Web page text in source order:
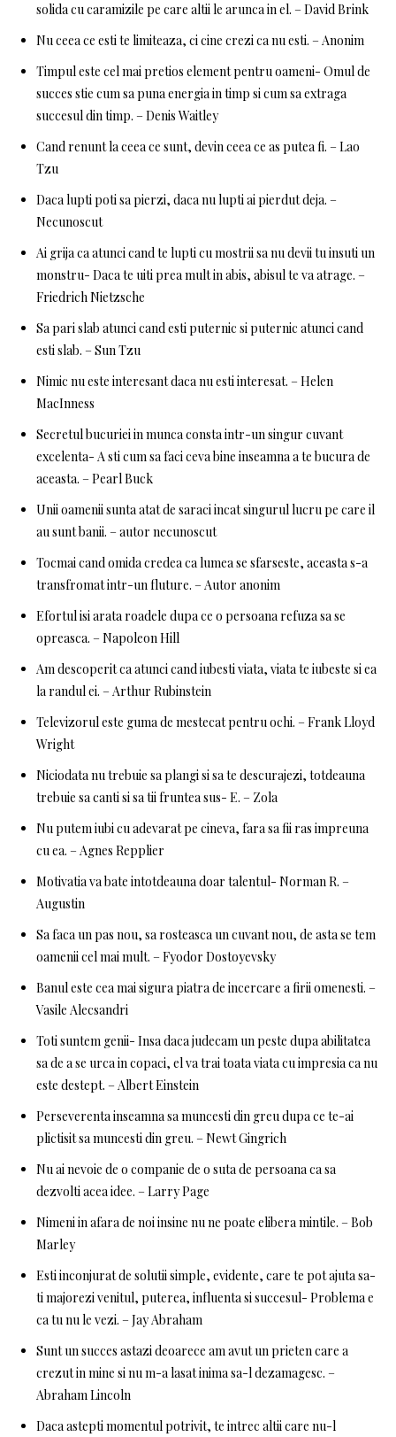
solida cu caramizile pe care altii le arunca in el. – David Brink
Nu ceea ce esti te limiteaza, ci cine crezi ca nu esti. – Anonim
Timpul este cel mai pretios element pentru oameni- Omul de
succes stie cum sa puna energia in timp si cum sa extraga
succesul din timp. – Denis Waitley
Cand renunt la ceea ce sunt, devin ceea ce as putea fi. – Lao
Tzu
Daca lupti poti sa pierzi, daca nu lupti ai pierdut deja. –
Necunoscut
Ai grija ca atunci cand te lupti cu mostrii sa nu devii tu insuti un
monstru- Daca te uiti prea mult in abis, abisul te va atrage. –
Friedrich Nietzsche
Sa pari slab atunci cand esti puternic si puternic atunci cand
esti slab. – Sun Tzu
Nimic nu este interesant daca nu esti interesat. – Helen
MacInness
Secretul bucuriei in munca consta intr-un singur cuvant
excelenta- A sti cum sa faci ceva bine inseamna a te bucura de
aceasta. – Pearl Buck
Unii oamenii sunta atat de saraci incat singurul lucru pe care il
au sunt banii. – autor necunoscut
Tocmai cand omida credea ca lumea se sfarseste, aceasta s-a
transfromat intr-un fluture. – Autor anonim
Efortul isi arata roadele dupa ce o persoana refuza sa se
opreasca. – Napoleon Hill
Am descoperit ca atunci cand iubesti viata, viata te iubeste si ea
la randul ei. – Arthur Rubinstein
Televizorul este guma de mestecat pentru ochi. – Frank Lloyd
Wright
Niciodata nu trebuie sa plangi si sa te descurajezi, totdeauna
trebuie sa canti si sa tii fruntea sus- E. – Zola
Nu putem iubi cu adevarat pe cineva, fara sa fii ras impreuna
cu ea. – Agnes Repplier
Motivatia va bate intotdeauna doar talentul- Norman R. –
Augustin
Sa faca un pas nou, sa rosteasca un cuvant nou, de asta se tem
oamenii cel mai mult. – Fyodor Dostoyevsky
Banul este cea mai sigura piatra de incercare a firii omenesti. –
Vasile Alecsandri
Toti suntem genii- Insa daca judecam un peste dupa abilitatea
sa de a se urca in copaci, el va trai toata viata cu impresia ca nu
este destept. – Albert Einstein
Perseverenta inseamna sa muncesti din greu dupa ce te-ai
plictisit sa muncesti din greu. – Newt Gingrich
Nu ai nevoie de o companie de o suta de persoana ca sa
dezvolti acea idee. – Larry Page
Nimeni in afara de noi insine nu ne poate elibera mintile. – Bob
Marley
Esti inconjurat de solutii simple, evidente, care te pot ajuta sa-
ti majorezi venitul, puterea, influenta si succesul- Problema e
ca tu nu le vezi. – Jay Abraham
Sunt un succes astazi deoarece am avut un prieten care a
crezut in mine si nu m-a lasat inima sa-l dezamagesc. –
Abraham Lincoln
Daca astepti momentul potrivit, te intrec altii care nu-l